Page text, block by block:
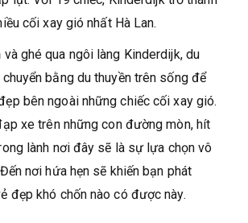
cối xay gió nhất Hà Lan.
và ghé qua ngôi làng Kinderdijk, du
bằng du thuyền trên sống để
bên ngoài những chiếc cối xay gió.
xe trên những con đường mòn, hít
lành nơi đây sẽ là sự lựa chọn vô
nơi hứa hẹn sẽ khiến bạn phát
đẹp khó chốn nào có được này.